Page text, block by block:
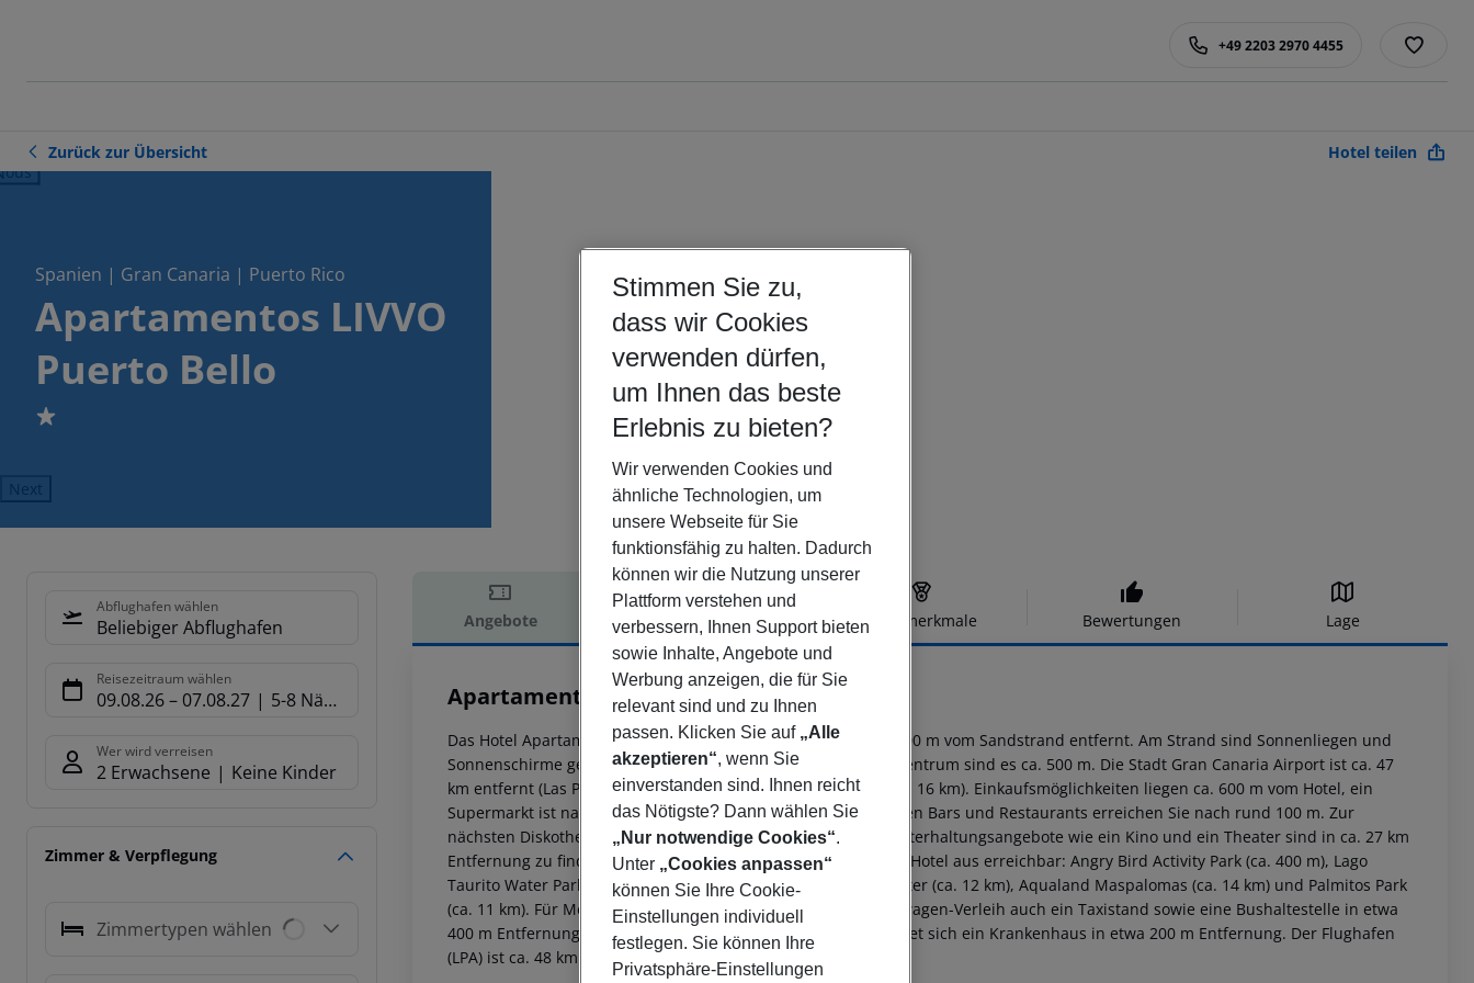
+49 2203 2970 4455
Zurück zur Übersicht Hotel teilen
Spanien | Gran Canaria | Puerto Rico
Apartamentos LIVVO
Puerto Bello
1
Next
Abflughafen wählen
Beliebiger Abflughafen
Reisezeitraum wählen
09.08.26– 07.08.27 5-8 Nächte
Wer wird verreisen
2 Erwachsene Keine Kinder
Zimmer & Verpflegung
Zimmertypen wählen
Angebote Hotelbeschreibung Hotelmerkmale Bewertungen Lage
Hotelbeschreibung
Apartamentos LIVVO Puerto Bello
Das Hotel Apartamentos LIVVO Puerto Bello befindet sich ca. 400 m vom Sandstrand entfernt. Am Strand sind Sonnenliegen und
Sonnenschirme gegen Gebühr verfügbar. Zum touristischen Zentrum sind es ca. 500 m. Die Stadt Gran Canaria Airport ist ca. 47
km entfernt (Las Palmas de Gran Canaria ca. 73 km, MogÃ¡n ca. 16 km). Einkaufsmöglichkeiten liegen ca. 600 m vom Hotel, ein
Supermarkt ist nach ca. 20 m zu erreichen. Die nächstgelegenen Bars und Restaurants erreichen Sie nach rund 100 m. Zur
nächsten Diskothek gelangt man nach rund 500 m. Weitere Unterhaltungsangebote wie ein Kino und ein Theater sind in ca. 27 km
Entfernung zu finden. Folgende Sehenswürdigkeiten sind vom Hotel aus erreichbar: Angry Bird Activity Park (ca. 400 m), Lago
Taurito Water Park (ca. 4,8 km), Holidayworld Maspalomas Center (ca. 12 km), Aqualand Maspalomas (ca. 14 km) und Palmitos Park
(ca. 11 km). Für Mobilität im Urlaub sorgen neben einem Mietwagen-Verleih auch ein Taxistand sowie eine Bushaltestelle in etwa
400 m Entfernung. Zur ärztlichen Versorgung im Notfall befindet sich ein Krankenhaus in etwa 200 m Entfernung. Der Flughafen
(LPA) ist ca. 48 km entfernt.
Stimmen Sie zu,
dass wir Cookies
verwenden dürfen,
um Ihnen das beste
Erlebnis zu bieten?
Wir verwenden Cookies und
ähnliche Technologien, um
unsere Webseite für Sie
funktionsfähig zu halten. Dadurch
können wir die Nutzung unserer
Plattform verstehen und
verbessern, Ihnen Support bieten
sowie Inhalte, Angebote und
Werbung anzeigen, die für Sie
relevant sind und zu Ihnen
passen. Klicken Sie auf „Alle
akzeptieren“, wenn Sie
einverstanden sind. Ihnen reicht
das Nötigste? Dann wählen Sie
„Nur notwendige Cookies“.
Unter „Cookies anpassen“
können Sie Ihre Cookie-
Einstellungen individuell
festlegen. Sie können Ihre
Privatsphäre-Einstellungen